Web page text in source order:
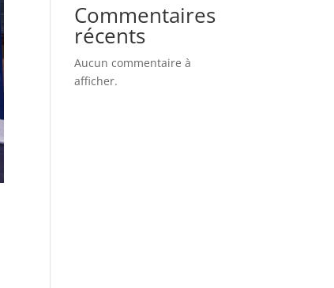
Commentaires
récents
Aucun commentaire à
afficher.